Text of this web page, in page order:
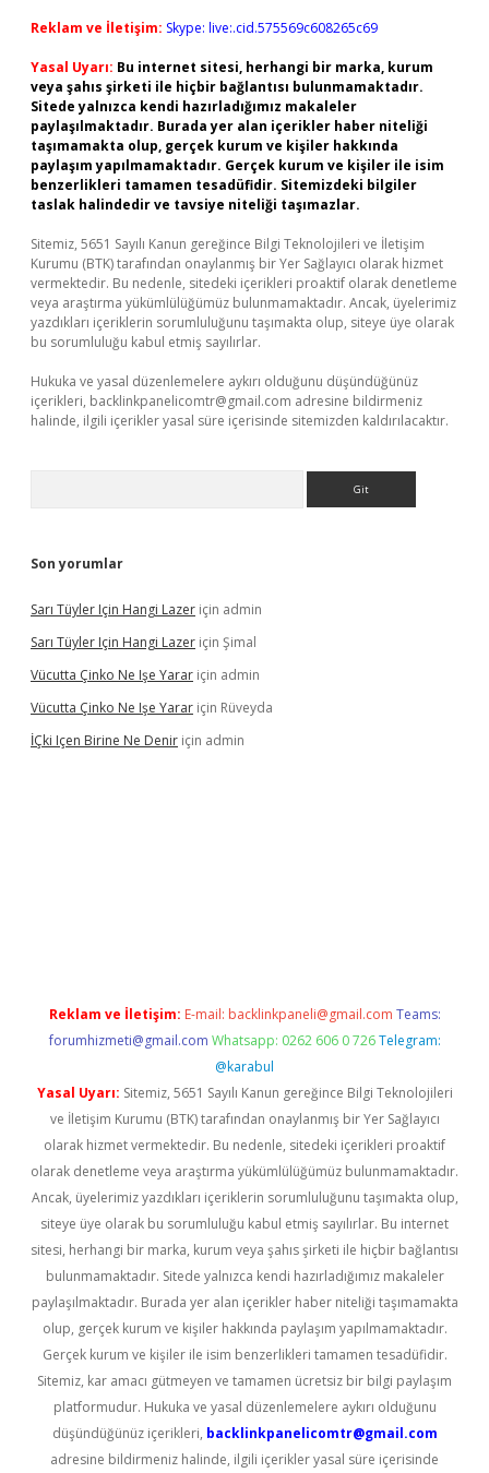
Reklam ve İletişim: Skype: live:.cid.575569c608265c69
Yasal Uyarı: Bu internet sitesi, herhangi bir marka, kurum
veya şahıs şirketi ile hiçbir bağlantısı bulunmamaktadır.
Sitede yalnızca kendi hazırladığımız makaleler
paylaşılmaktadır. Burada yer alan içerikler haber niteliği
taşımamakta olup, gerçek kurum ve kişiler hakkında
paylaşım yapılmamaktadır. Gerçek kurum ve kişiler ile isim
benzerlikleri tamamen tesadüfidir. Sitemizdeki bilgiler
taslak halindedir ve tavsiye niteliği taşımazlar.
Sitemiz, 5651 Sayılı Kanun gereğince Bilgi Teknolojileri ve İletişim
Kurumu (BTK) tarafından onaylanmış bir Yer Sağlayıcı olarak hizmet
vermektedir. Bu nedenle, sitedeki içerikleri proaktif olarak denetleme
veya araştırma yükümlülüğümüz bulunmamaktadır. Ancak, üyelerimiz
yazdıkları içeriklerin sorumluluğunu taşımakta olup, siteye üye olarak
bu sorumluluğu kabul etmiş sayılırlar.
Hukuka ve yasal düzenlemelere aykırı olduğunu düşündüğünüz
içerikleri, backlinkpanelicomtr@gmail.com adresine bildirmeniz
halinde, ilgili içerikler yasal süre içerisinde sitemizden kaldırılacaktır.
Son yorumlar
Sarı Tüyler Için Hangi Lazer için admin
Sarı Tüyler Için Hangi Lazer için Şimal
Vücutta Çinko Ne Işe Yarar için admin
Vücutta Çinko Ne Işe Yarar için Rüveyda
İÇki Içen Birine Ne Denir için admin
Reklam ve İletişim: E-mail: backlinkpaneli@gmail.com Teams:
forumhizmeti@gmail.com Whatsapp: 0262 606 0 726 Telegram:
@karabul
Yasal Uyarı: Sitemiz, 5651 Sayılı Kanun gereğince Bilgi Teknolojileri
ve İletişim Kurumu (BTK) tarafından onaylanmış bir Yer Sağlayıcı
olarak hizmet vermektedir. Bu nedenle, sitedeki içerikleri proaktif
olarak denetleme veya araştırma yükümlülüğümüz bulunmamaktadır.
Ancak, üyelerimiz yazdıkları içeriklerin sorumluluğunu taşımakta olup,
siteye üye olarak bu sorumluluğu kabul etmiş sayılırlar. Bu internet
sitesi, herhangi bir marka, kurum veya şahıs şirketi ile hiçbir bağlantısı
bulunmamaktadır. Sitede yalnızca kendi hazırladığımız makaleler
paylaşılmaktadır. Burada yer alan içerikler haber niteliği taşımamakta
olup, gerçek kurum ve kişiler hakkında paylaşım yapılmamaktadır.
Gerçek kurum ve kişiler ile isim benzerlikleri tamamen tesadüfidir.
Sitemiz, kar amacı gütmeyen ve tamamen ücretsiz bir bilgi paylaşım
platformudur. Hukuka ve yasal düzenlemelere aykırı olduğunu
düşündüğünüz içerikleri, backlinkpanelicomtr@gmail.com
adresine bildirmeniz halinde, ilgili içerikler yasal süre içerisinde